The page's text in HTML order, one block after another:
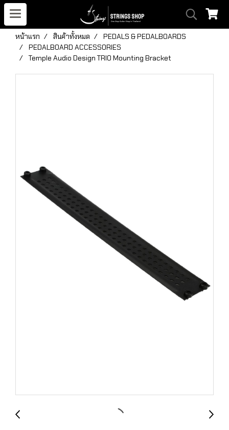
หน้าแรก สินค้าทั้งหมด
PEDALS & PEDALBOARDS
PEDALBOARD ACCESSORIES
Temple Audio Design TRIO Mounting Bracket